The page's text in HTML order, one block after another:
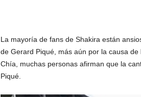
La mayoría de fans de Shakira están
de Gerard Piqué, más aún por la causa
Chía, muchas personas afirman que la
Piqué.